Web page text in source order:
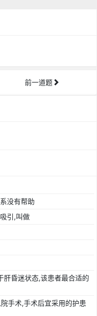
前一道题
没有帮助
引,叫做
肝昏迷状态,该患者最合适的
手术,手术后宜采用的护患